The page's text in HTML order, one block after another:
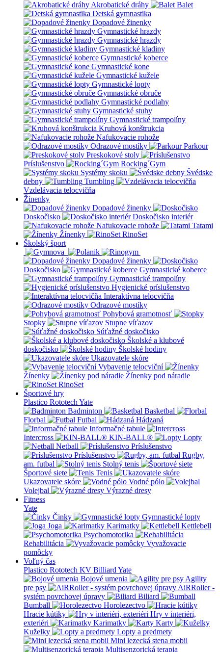
Akrobatické dráhy
Balet
Detská gymnastika
Dopadové žinenky
Gymnastické hrazdy
Gymnastické hrazdy
Gymnastické kladiny
Gymnastické koberce
Gymnastické kone
Gymnastické kužele
Gymnastické lopty
Gymnastické obruče
Gymnastické podlahy
Gymnastické stuhy
Gymnastické trampolíny
Kruhová konštrukcia
Nafukovacie rohože
Odrazové mostíky
Parkour
Preskokové stoly
Príslušenstvo
Rocking´Gym
Systémy skoku
Švédske
debny
Tumbling
Vzdelávacia telocvičňa
Žínenky
Dopadové žinenky
Doskočisko
Doskočisko interiér
Nafukovacie rohože
Tatami
Žínenky
RinoSet
Školský šport
Dopadové žinenky
Doskočisko
Gymnastické koberce
Gymnastické trampolíny
Hygienické príslušenstvo
Interaktívna telocvičňa
Odrazové mostíky
Pohybová gramotnosť
Stopky
Stupne víťazov
Súťažné doskočisko
Školské a klubové
doskočisko
Školské hodiny
Ukazovatele skóre
Vybavenie telocviční
Žínenky
Žínenky pod náradie
RinoSet
Športové hry
Plastico Rototech Yate
Badminton
Basketbal
Florbal
Futbal
Hádzaná
Informačné tabule
Intercross
KIN-BALL®
Lopty
Netball
Príslušenstvo
Príslušenstvo
Rugby,
am. futbal
Stolný tenis
Športové siete
Tenis
Ukazovatele skóre
Vodné pólo
Volejbal
Výrazné dresy
Fitness
Yate
Činky
Gymnastické lopty
Joga
Karimatky
Kettlebell
Psychomotorika
Rehabilitácia
Vyvažovacie
pomôcky
Voľný čas
Plastico Rototech KV Billiard Yate
Bojové umenia
Agility
pre psy
AiRRoller -
systém povrchovej úpravy
Biliard
Bumball
Horolezectvo
Hracie kútiky
Hry v interiéri,
exteriéri
Karimatky
Karty
Kuželky
Lopty a predmety
Mini lezecká stena mobil
Multisenzorická terapia